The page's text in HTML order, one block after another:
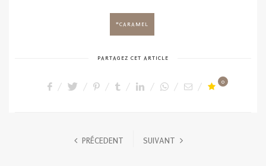
CARAMEL
PARTAGEZ CET ARTICLE
0
PRÉCEDENT SUIVANT